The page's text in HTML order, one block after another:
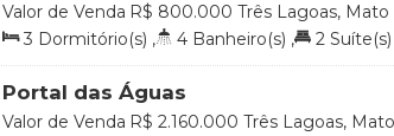
R$ 800.000
Valor de Venda
Três Lagoas, Mato
Brasil
3 Dormitório(s) , 4 Banheiro(s) , 2 Suíte(s)
303.60m² , Útil: 165.63m²
Portal das Águas
R$ 2.160.000
Valor de Venda
Três Lagoas,